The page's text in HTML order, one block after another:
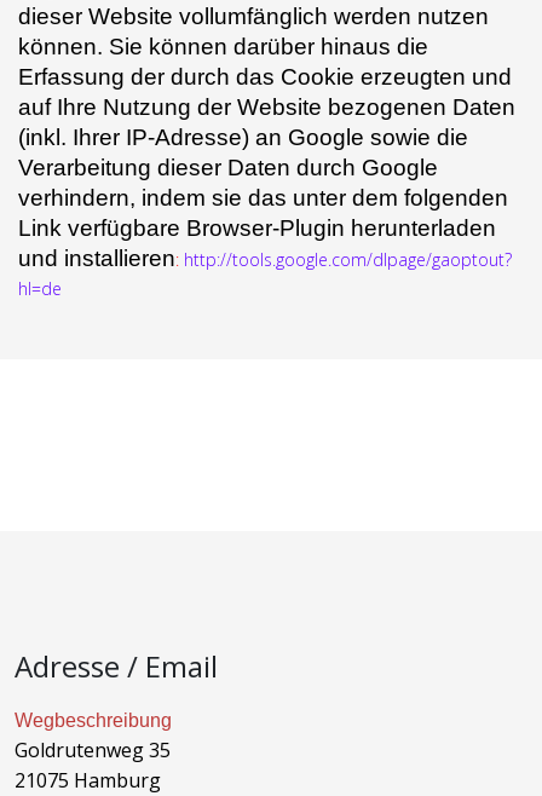
dieser Website vollumfänglich werden nutzen
können. Sie können darüber hinaus die
Erfassung der durch das Cookie erzeugten und
auf Ihre Nutzung der Website bezogenen Daten
(inkl. Ihrer IP-Adresse) an Google sowie die
Verarbeitung dieser Daten durch Google
verhindern, indem sie das unter dem folgenden
Link verfügbare Browser-Plugin herunterladen
und installieren: http://tools.google.com/dlpage/gaoptout?
hl=de
Adresse / Email
Wegbeschreibung
Goldrutenweg 35
21075 Hamburg